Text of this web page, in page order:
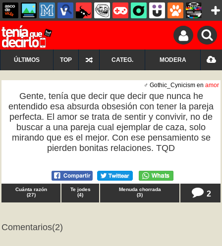
ÚLTIMOS TOP CATEG. MODERA
♂ Gothic_Cynicism en amor
Gente, tenía que decir que decir que nunca he
entendido esa absurda obsesión con tener la pareja
perfecta. El amor se trata de sentir y convivir, no de
buscar a una pareja cual ejemplar de caza, solo
mirando que es el mejor. Con ese pensamiento se
pierden bonitas relaciones. TQD
Cuánta razón
(27)
Te jodes
(4)
Menuda chorrada
(3) 2
Comentarios(2)